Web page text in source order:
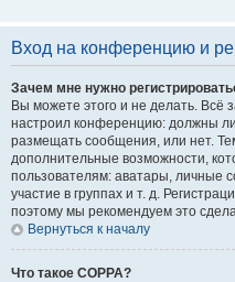
Вход на конференцию и
Зачем мне нужно
Вы можете этого и не делать. Всё
настроил конференцию: должны
размещать сообщения, или нет.
дополнительные возможности,
пользователям: аватары, личные
участие в группах и т. д.
поэтому мы рекомендуем это
Вернуться к началу
Что такое COPPA?